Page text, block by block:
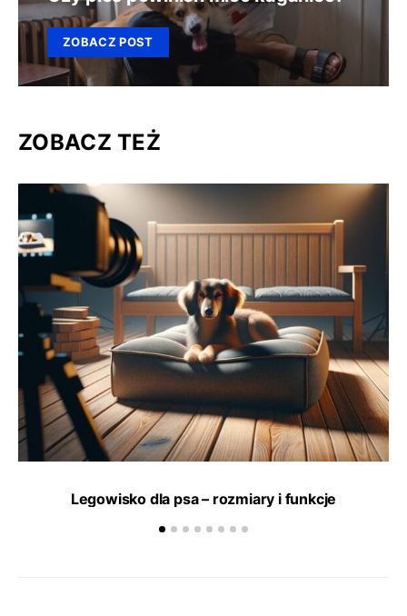
ZOBACZ POST
ZOBACZ TEŻ
Legowisko dla psa – rozmiary i funkcje